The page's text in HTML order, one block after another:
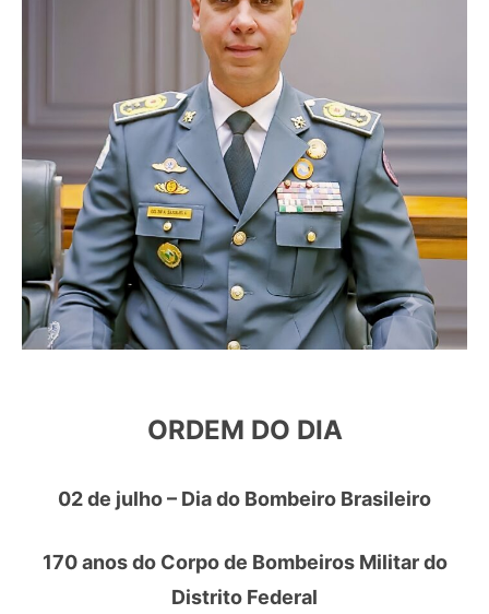
ORDEM DO DIA
02 de julho – Dia do Bombeiro Brasileiro
170 anos do Corpo de Bombeiros Militar do
Distrito Federal